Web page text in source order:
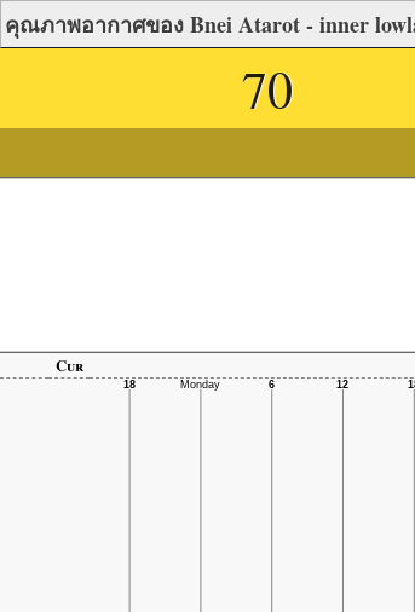
คุณภาพอากาศของ Bnei Atarot - inner
70
Cur